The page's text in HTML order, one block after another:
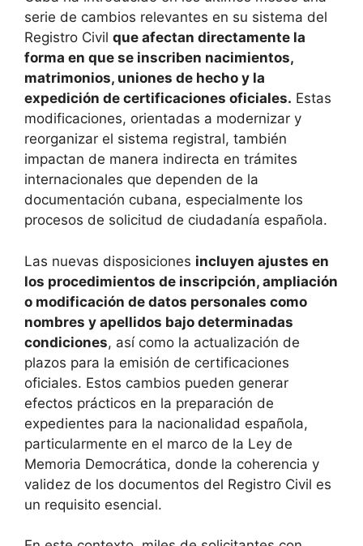
serie de cambios relevantes en su sistema del
Registro Civil que afectan directamente la
forma en que se inscriben nacimientos,
matrimonios, uniones de hecho y la
expedición de certificaciones oficiales. Estas
modificaciones, orientadas a modernizar y
reorganizar el sistema registral, también
impactan de manera indirecta en trámites
internacionales que dependen de la
documentación cubana, especialmente los
procesos de solicitud de ciudadanía española.
Las nuevas disposiciones incluyen ajustes en
los procedimientos de inscripción, ampliación
o modificación de datos personales como
nombres y apellidos bajo determinadas
condiciones, así como la actualización de
plazos para la emisión de certificaciones
oficiales. Estos cambios pueden generar
efectos prácticos en la preparación de
expedientes para la nacionalidad española,
particularmente en el marco de la Ley de
Memoria Democrática, donde la coherencia y
validez de los documentos del Registro Civil es
un requisito esencial.